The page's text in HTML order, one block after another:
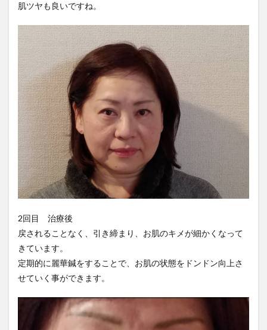
肌ツヤも良いですね。
2回目 治療後
戻されることなく、引き締まり、お肌のキメが細かくなって
きています。
定期的に麗華鍼をすることで、お肌の状態をドンドン向上さ
せていく事ができます。